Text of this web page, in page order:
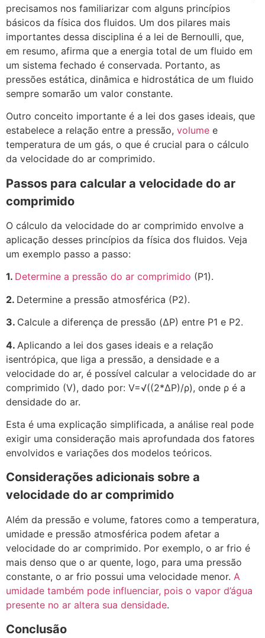
precisamos nos familiarizar com alguns princípios
básicos da física dos fluidos. Um dos pilares mais
importantes dessa disciplina é a lei de Bernoulli, que,
em resumo, afirma que a energia total de um fluido em
um sistema fechado é conservada. Portanto, as
pressões estática, dinâmica e hidrostática de um fluido
sempre somarão um valor constante.
Outro conceito importante é a lei dos gases ideais, que
estabelece a relação entre a pressão, volume e
temperatura de um gás, o que é crucial para o cálculo
da velocidade do ar comprimido.
Passos para calcular a velocidade do ar
comprimido
O cálculo da velocidade do ar comprimido envolve a
aplicação desses princípios da física dos fluidos. Veja
um exemplo passo a passo:
1. Determine a pressão do ar comprimido (P1).
2. Determine a pressão atmosférica (P2).
3. Calcule a diferença de pressão (ΔP) entre P1 e P2.
4. Aplicando a lei dos gases ideais e a relação
isentrópica, que liga a pressão, a densidade e a
velocidade do ar, é possível calcular a velocidade do ar
comprimido (V), dado por: V=√((2*ΔP)/ρ), onde ρ é a
densidade do ar.
Esta é uma explicação simplificada, a análise real pode
exigir uma consideração mais aprofundada dos fatores
envolvidos e variações dos modelos teóricos.
Considerações adicionais sobre a
velocidade do ar comprimido
Além da pressão e volume, fatores como a temperatura,
umidade e pressão atmosférica podem afetar a
velocidade do ar comprimido. Por exemplo, o ar frio é
mais denso que o ar quente, logo, para uma pressão
constante, o ar frio possui uma velocidade menor. A
umidade também pode influenciar, pois o vapor d’água
presente no ar altera sua densidade.
Conclusão